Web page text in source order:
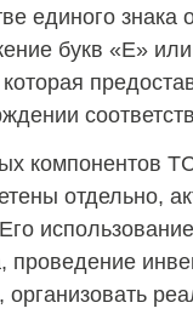
единого
букв «Е»
компонентов
отдельно,
проведение
организовать